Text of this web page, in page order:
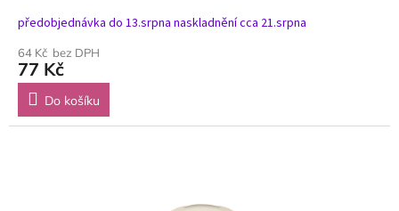
předobjednávka do 13.srpna naskladnění cca 21.srpna
64 Kč bez DPH
77 Kč
Do košíku